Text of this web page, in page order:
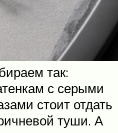
так:
с серыми
стоит отдать
туши. А